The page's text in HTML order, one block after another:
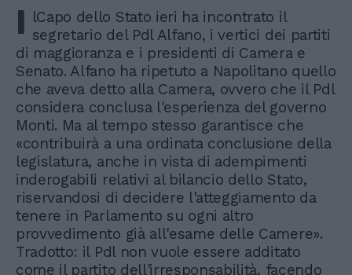
I lCapo dello Stato ieri ha incontrato il
segretario del Pdl Alfano, i vertici dei partiti
di maggioranza e i presidenti di Camera e
Senato. Alfano ha ripetuto a Napolitano quello
che aveva detto alla Camera, ovvero che il Pdl
considera conclusa l'esperienza del governo
Monti. Ma al tempo stesso garantisce che
«contribuirà a una ordinata conclusione della
legislatura, anche in vista di adempimenti
inderogabili relativi al bilancio dello Stato,
riservandosi di decidere l'atteggiamento da
tenere in Parlamento su ogni altro
provvedimento già all'esame delle Camere».
Tradotto: il Pdl non vuole essere additato
come il partito dell'irresponsabilità, facendo